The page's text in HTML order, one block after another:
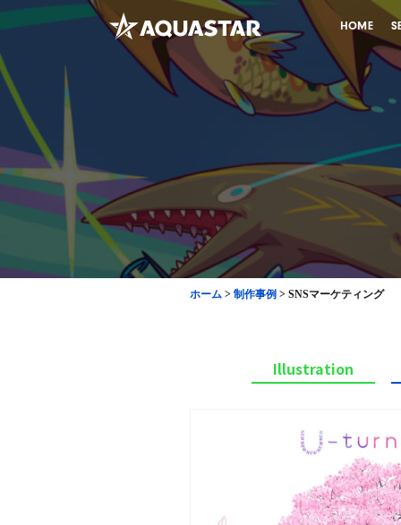
HOME
ホーム > 制作事例 > SNSマーケティング
Illustration